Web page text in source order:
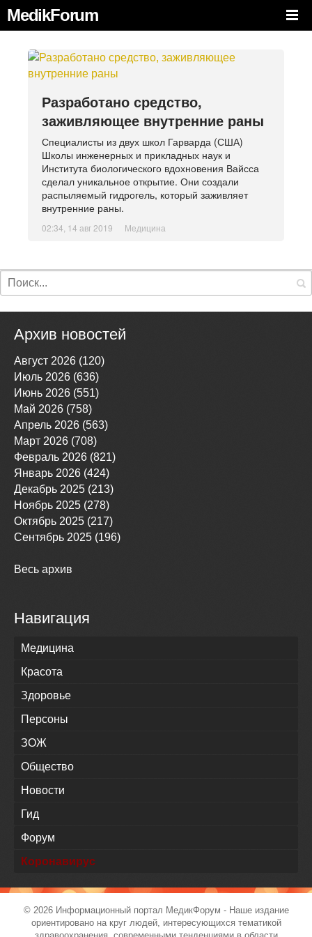
MedikForum
Разработано средство,
заживляющее внутренние раны
Специалисты из двух школ Гарварда (США)
Школы инженерных и прикладных наук и
Института биологического вдохновения Вайсса
сделал уникальное открытие. Они создали
распыляемый гидрогель, который заживляет
внутренние раны.
02:34, 14 авг 2019 Медицина
Архив новостей
Август 2026 (120)
Июль 2026 (636)
Июнь 2026 (551)
Май 2026 (758)
Апрель 2026 (563)
Март 2026 (708)
Февраль 2026 (821)
Январь 2026 (424)
Декабрь 2025 (213)
Ноябрь 2025 (278)
Октябрь 2025 (217)
Сентябрь 2025 (196)
Весь архив
Навигация
Медицина
Красота
Здоровье
Персоны
ЗОЖ
Общество
Новости
Гид
Форум
Коронавирус
© 2026 Информационный портал МедикФорум - Наше издание
ориентировано на круг людей, интересующихся тематикой